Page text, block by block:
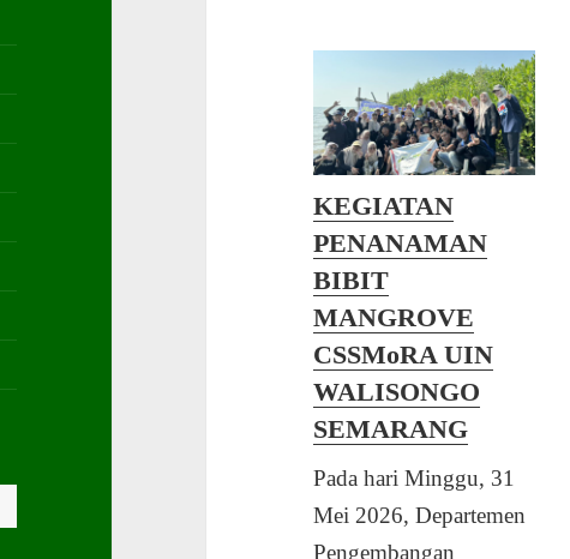
KEGIATAN
PENANAMAN
BIBIT
MANGROVE
CSSMoRA UIN
WALISONGO
SEMARANG
Pada hari Minggu, 31
Mei 2026, Departemen
Pengembangan